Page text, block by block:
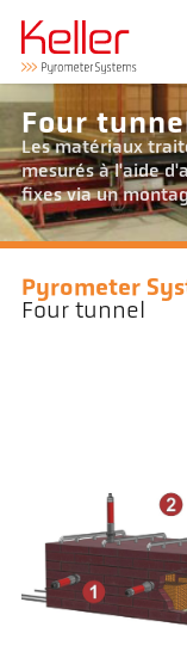
Four
Les matériaux
mesurés à l'aide
fixes via un
Pyrometer
Four tunnel